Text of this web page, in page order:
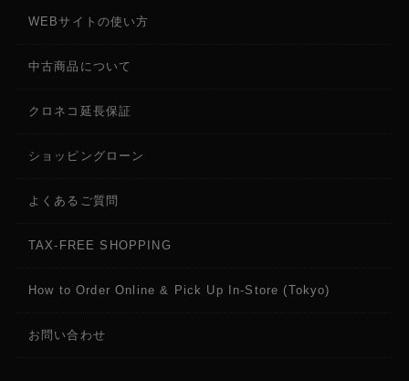
WEBサイトの使い方
中古商品について
クロネコ延長保証
ショッピングローン
よくあるご質問
TAX-FREE SHOPPING
How to Order Online & Pick Up In-Store (Tokyo)
お問い合わせ